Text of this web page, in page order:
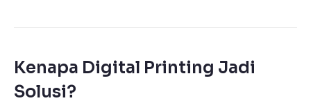
Kenapa Digital Printing Jadi
Solusi?